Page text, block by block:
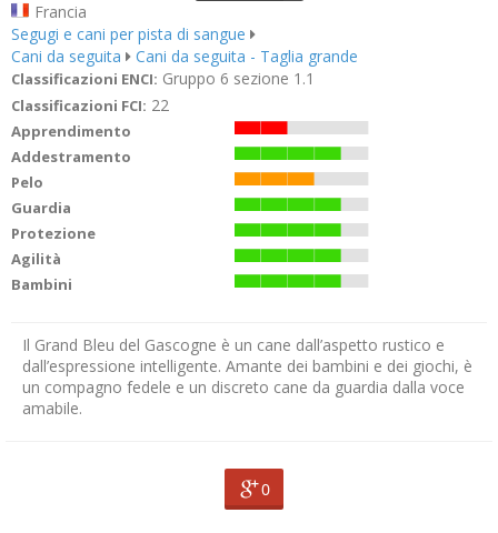
Francia
Segugi e cani per pista di sangue
Cani da seguita
Cani da seguita - Taglia grande
Classificazioni ENCI: Gruppo 6 sezione 1.1
Classificazioni FCI: 22
Apprendimento
Addestramento
Pelo
Guardia
Protezione
Agilità
Bambini
Il Grand Bleu del Gascogne è un cane dall’aspetto rustico e
dall’espressione intelligente. Amante dei bambini e dei giochi, è
un compagno fedele e un discreto cane da guardia dalla voce
amabile.
0